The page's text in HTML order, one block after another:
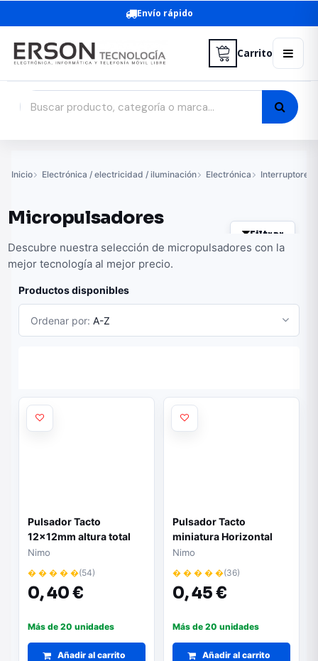
Envío rápido
Carrito
Inicio Electrónica / electricidad / iluminación Electrónica Interruptores
Micropulsadores
Filtrar
Descubre nuestra selección de micropulsadores con la
mejor tecnología al mejor precio.
Productos disponibles
Ordenar por: A-Z
Pulsador Tacto
12x12mm altura total
7,5mm
Nimo
� � � � �(54)
0,40 €
Más de 20 unidades
Añadir al carrito
Pulsador Tacto
miniatura Horizontal
Nimo
� � � � �(36)
0,45 €
Más de 20 unidades
Añadir al carrito